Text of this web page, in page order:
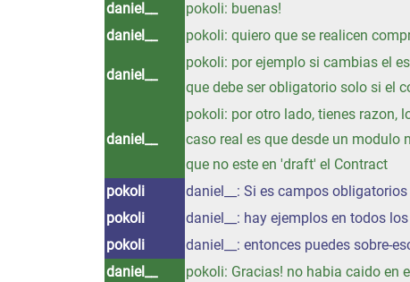
daniel__
pokoli: buenas!
daniel__
pokoli: quiero que se realicen
daniel__
pokoli: por ejemplo si cambias el
que debe ser obligatorio solo si el
daniel__
pokoli: por otro lado, tienes razon,
caso real es que desde un modulo
que no este en 'draft' el Contract
pokoli daniel__: Si es campos
pokoli
daniel__: hay ejemplos en todos
pokoli
daniel__: entonces puedes sobre-
daniel__
pokoli: Gracias! no habia caido en